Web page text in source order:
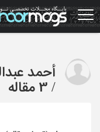
Skip
to
main
أحمد
/ 3 مقاله